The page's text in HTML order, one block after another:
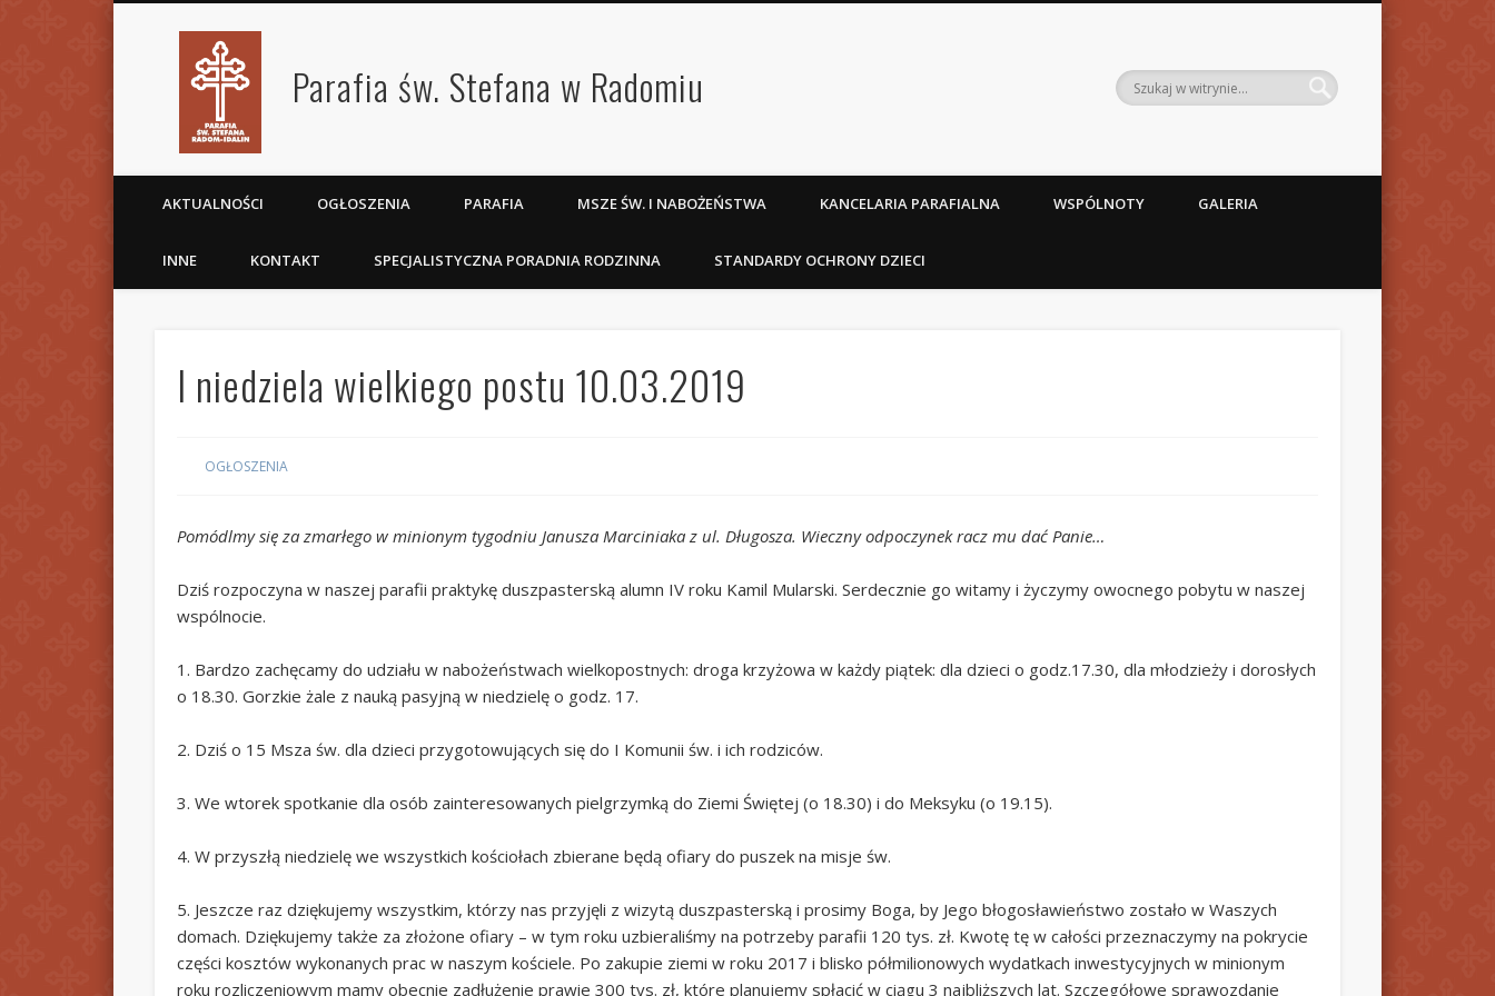
Parafia św. Stefana w Radomiu
AKTUALNOŚCI OGŁOSZENIA PARAFIA MSZE ŚW. I NABOŻEŃSTWA KANCELARIA PARAFIALNA WSPÓLNOTY GALERIA
INNE KONTAKT SPECJALISTYCZNA PORADNIA RODZINNA STANDARDY OCHRONY DZIECI
I niedziela wielkiego postu 10.03.2019
OGŁOSZENIA
Pomódlmy się za zmarłego w minionym tygodniu Janusza Marciniaka z ul. Długosza. Wieczny odpoczynek racz mu dać Panie…
Dziś rozpoczyna w naszej parafii praktykę duszpasterską alumn IV roku Kamil Mularski. Serdecznie go witamy i życzymy owocnego pobytu w naszej
wspólnocie.
1. Bardzo zachęcamy do udziału w nabożeństwach wielkopostnych: droga krzyżowa w każdy piątek: dla dzieci o godz.17.30, dla młodzieży i dorosłych
o 18.30. Gorzkie żale z nauką pasyjną w niedzielę o godz. 17.
2. Dziś o 15 Msza św. dla dzieci przygotowujących się do I Komunii św. i ich rodziców.
3. We wtorek spotkanie dla osób zainteresowanych pielgrzymką do Ziemi Świętej (o 18.30) i do Meksyku (o 19.15).
4. W przyszłą niedzielę we wszystkich kościołach zbierane będą ofiary do puszek na misje św.
5. Jeszcze raz dziękujemy wszystkim, którzy nas przyjęli z wizytą duszpasterską i prosimy Boga, by Jego błogosławieństwo zostało w Waszych
domach. Dziękujemy także za złożone ofiary – w tym roku uzbieraliśmy na potrzeby parafii 120 tys. zł. Kwotę tę w całości przeznaczymy na pokrycie
części kosztów wykonanych prac w naszym kościele. Po zakupie ziemi w roku 2017 i blisko półmilionowych wydatkach inwestycyjnych w minionym
roku rozliczeniowym mamy obecnie zadłużenie prawie 300 tys. zł, które planujemy spłacić w ciągu 3 najbliższych lat. Szczegółowe sprawozdanie